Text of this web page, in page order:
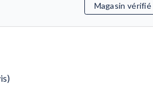
Magasin vérifié